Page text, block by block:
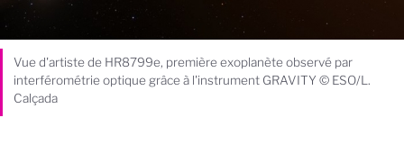
Vue d'artiste de HR8799e, première exoplanète observé par
interférométrie optique grâce à l'instrument GRAVITY © ESO/L.
Calçada